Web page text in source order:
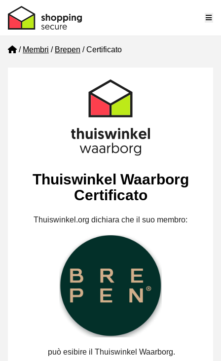
Home
Membri Brepen Certificato
Thuiswinkel Waarborg
Certificato
Thuiswinkel.org dichiara che il suo membro:
può esibire il Thuiswinkel Waarborg.